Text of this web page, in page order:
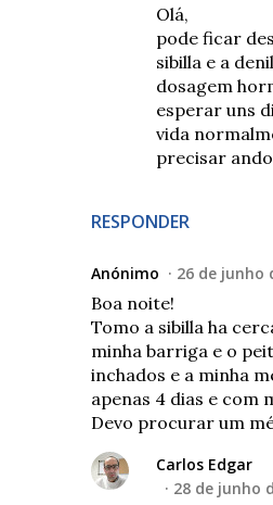
RESPONDER
Olá,
pode ficar
sibilla e a
dosagem
esperar uns
vida
precisar
Anónimo 26 de junho
Boa noite!
Tomo a sibilla ha
minha barriga e o
inchados e a minha
apenas 4 dias e com
Devo procurar um
Carlos Edgar
28 de junho